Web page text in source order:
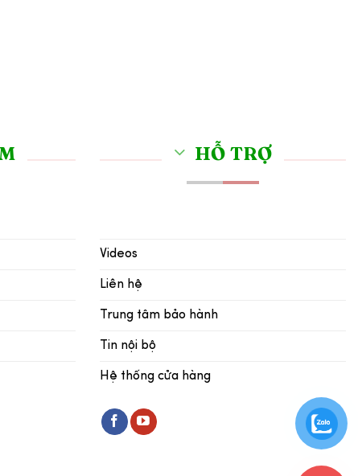
HỖ TRỢ
Videos
Liên hệ
Trung tâm bảo hành
Tin nội bộ
Hệ thống cửa hàng